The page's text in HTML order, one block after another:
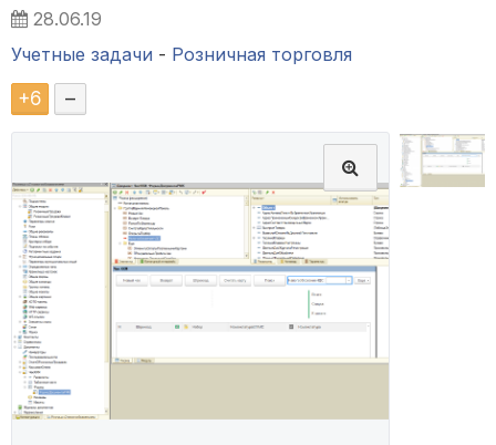
28.06.19
Учетные задачи - Розничная торговля
+6 –